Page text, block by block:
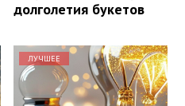
долголетия букетов
ЛУЧШЕЕ